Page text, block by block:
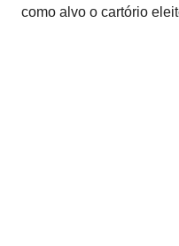
como alvo o cartório